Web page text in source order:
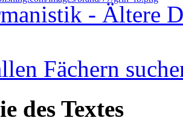
- Ältere
Fächern
des Textes